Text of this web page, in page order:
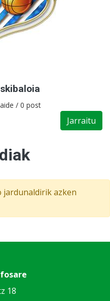
/ 0 post
Jarraitu
jardunaldirik azken
18